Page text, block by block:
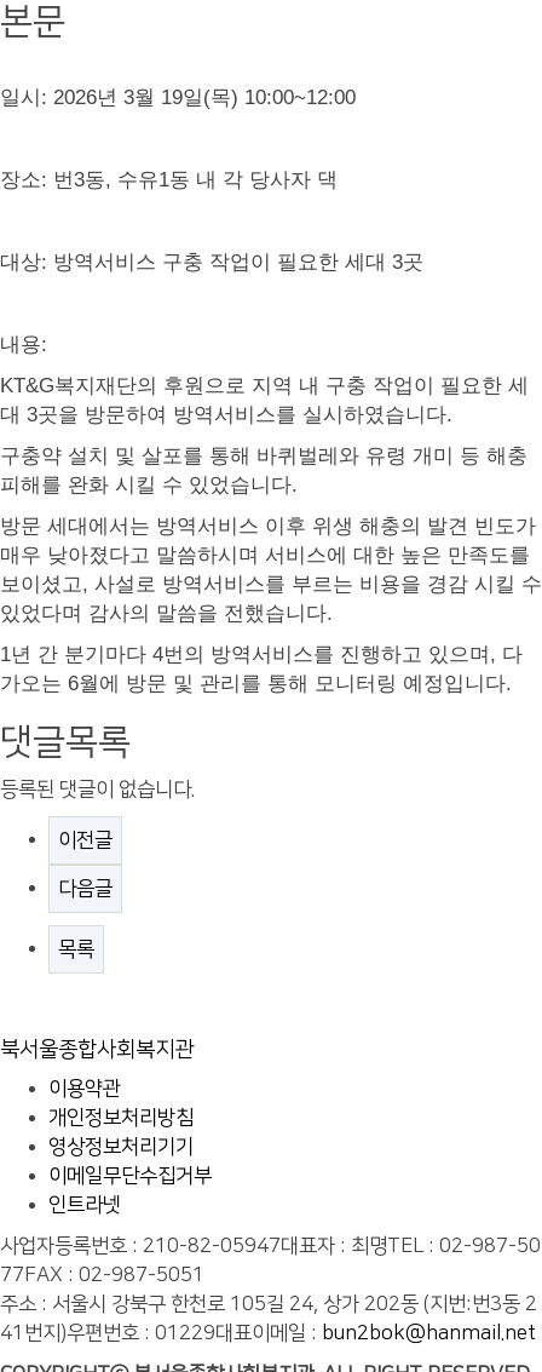
본문
일시: 2026년 3월 19일(목) 10:00~12:00
장소: 번3동, 수유1동 내 각 당사자 댁
대상: 방역서비스 구충 작업이 필요한 세대 3곳
내용:
KT&G복지재단의 후원으로 지역 내 구충 작업이 필요한 세
대 3곳을 방문하여 방역서비스를 실시하였습니다.
구충약 설치 및 살포를 통해 바퀴벌레와 유령 개미 등 해충
피해를 완화 시킬 수 있었습니다.
방문 세대에서는 방역서비스 이후 위생 해충의 발견 빈도가
매우 낮아졌다고 말씀하시며 서비스에 대한 높은 만족도를
보이셨고, 사설로 방역서비스를 부르는 비용을 경감 시킬 수
있었다며 감사의 말씀을 전했습니다.
1년 간 분기마다 4번의 방역서비스를 진행하고 있으며, 다
가오는 6월에 방문 및 관리를 통해 모니터링 예정입니다.
댓글목록
등록된 댓글이 없습니다.
이전글
다음글
목록
북서울종합사회복지관
이용약관
개인정보처리방침
영상정보처리기기
이메일무단수집거부
인트라넷
사업자등록번호 : 210-82-05947대표자 : 최명TEL : 02-987-50
77 FAX : 02-987-5051
주소 : 서울시 강북구 한천로 105길 24, 상가 202동 (지번:번3동 2
41번지)우편번호 : 01229대표이메일 : bun2bok@hanmail.net